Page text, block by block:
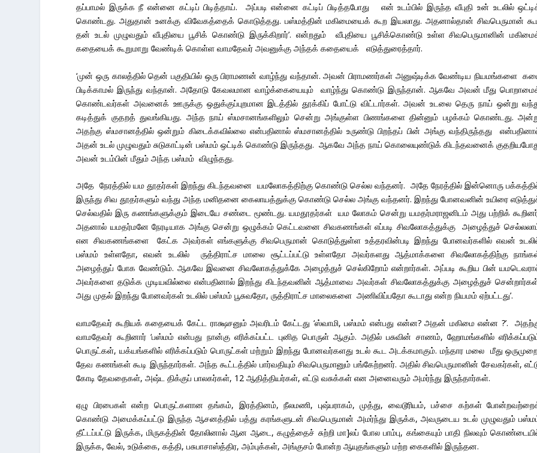
தப்பாமல் இருக்க நீ என்னை கட்டிப் பிடித்தாய். அப்படி என்னை கட்டிப் பிடித்தபோது என் உடம்பில் இருந்த வீபுதி உன் உடலில்
கொண்டது. அதுதான் உனக்கு விவேகத்தைக் கொடுத்தது. பஸ்மத்தின் மகிமையைக் கூற இயலாது. அதனால்தான் சிவபெருமான்
தன் உடல் முழுவதும் வீபுதியை பூசிக் கொண்டு இருக்கிறார்’. என்றதும் வீபுதியை பூசிக்கொண்டு உள்ள சிவபெருமானின்
கதையைக் கூறுமாறு வேண்டிக் கொள்ள வாமதேவர் அவனுக்கு அந்தக் கதையைக் எடுத்துரைத்தார்.
‘முன் ஒரு காலத்தில் தென் பகுதியில் ஒரு பிராமணன் வாழ்ந்து வந்தான். அவன் பிராமணர்கள் அனுஷ்டிக்க வேண்டிய நியமங்களை
பிடிக்காமல் இருந்து வந்தான். அதோடு கேவலமான வாழ்க்கையையும் வாழ்ந்து கொண்டு இருந்தான். ஆகவே அவன் மீது
கொண்டவர்கள் அவனைக் ஊருக்கு ஒதுக்குப்புறமான இடத்தில் தூக்கிப் போட்டு விட்டார்கள். அவன் உடலை தெரு நாய் ஒன்று
கடித்துக் குதறத் துவங்கியது. அந்த நாய் ஸ்மசானங்களிலும் சென்று அங்குள்ள பிணங்களை தின்னும் பழக்கம் கொண்டது.
அதற்கு ஸ்மசானத்தில் ஒன்றும் கிடைக்கவில்லை என்பதினால் ஸ்மசானத்தில் உருண்டு பிறந்தப் பின் அங்கு வந்திருந்தது
அதன் உடல் முழுவதும் சுடுகாட்டின் பஸ்மம் ஒட்டிக் கொண்டு இருந்தது. ஆகவே அந்த நாய் கொலையுண்டுக் கிடந்தவனைக்
அவன் உடம்பின் மீதும் அந்த பஸ்மம் விழுந்தது.
அதே நேரத்தில் யம தூதர்கள் இறந்து கிடந்தவனை யமலோகத்திற்கு கொண்டு செல்ல வந்தனர். அதே நேரத்தில் இன்னொரு
இருந்து சிவ தூதர்களும் வந்து அந்த மனிதனை கைலாயத்துக்கு கொண்டு செல்ல அங்கு வந்தனர். இறந்து போனவனின் உயிரை
செல்வதில் இரு கணங்களுக்கும் இடையே சண்டை மூண்டது. யமதூதர்கள் யம லோகம் சென்று யமதர்மராஜனிடம் அது பற்றிக்
அதனால் யமதர்மனே நேரடியாக அங்கு சென்று ஒழுக்கம் கெட்டவனை சிவகணங்கள் எப்படி சிவலோகத்துக்கு அழைத்துச்
என சிவகணங்களை கேட்க அவர்கள் எங்களுக்கு சிவபெருமான் கொடுத்துள்ள உத்தரவின்படி இறந்து போனவர்களில் எவன்
பஸ்மம் உள்ளதோ, எவன் உடலில் ருத்திராட்ச மாலை சூட்டப்பட்டு உள்ளதோ அவர்களது ஆத்மாக்களை சிவலோகத்திற்கு
அழைத்துப் போக வேண்டும். ஆகவே இவனை சிவலோகத்துக்கே அழைத்துச் செல்கிறோம் என்றார்கள். அப்படி கூறிய பின்
அவர்களை தடுக்க முடியவில்லை என்பதினால் இறந்து கிடந்தவனின் ஆத்மாவை அவர்கள் சிவலோகத்துக்கு அழைத்துச்
அது முதல் இறந்து போனவர்கள் உடலில் பஸ்மம் பூசுவதோ, ருத்திராட்ச மாலைகளை அணிவிப்பதோ கூடாது என்ற நியமம் ஏற்பட்டது’.
வாமதேவர் கூறியக் கதையைக் கேட்ட ராக்ஷசனும் அவரிடம் கேட்டது ‘ஸ்வாமி, பஸ்மம் என்பது என்ன? அதன் மகிமை என்ன ?’.
வாமதேவர் கூறினார் ‘பஸ்மம் என்பது நான்கு எரிக்கப்பட்ட புனித பொருள் ஆகும். அதில் பசுவின் சாணம், ஹோமங்களில்
பொருட்கள், யக்யங்களில் எரிக்கப்படும் பொருட்கள் மற்றும் இறந்து போனவர்களது உடல் கூட அடக்கமாகும். மந்தார மலை மீது
தேவ கணங்கள் கூடி இருந்தார்கள். அந்த கூட்டத்தில் பார்வதியும் சிவபெருமானும் பங்கேற்றனர். அதில் சிவபெருமானின் சேவகர்கள்,
கோடி தேவதைகள், அஷ்ட திக்குப் பாலகர்கள், 12 ஆதித்தியர்கள், எட்டு வசுக்கள் என அனைவரும் அமர்ந்து இருந்தார்கள்.
ஏழு பிரபைகள் என்ற பொருட்களான தங்கம், இரத்தினம், நீலமணி, புஷ்பராகம், முத்து, வைடூரியம், பச்சை கற்கள்
கொண்டு அமைக்கப்பட்டு இருந்த ஆசனத்தில் பத்து கரங்களுடன் சிவபெருமான் அமர்ந்து இருக்க, அவருடைய உடல் முழுவதும்
தீட்டப்பட்டு இருக்க, மிருகத்தின் தோலினால் ஆன ஆடை, கழுத்தைச் சுற்றி மா]லப் போல பாம்பு, கங்கையும் பாதி நிலவும்
இருக்க, வேல், உடுக்கை, கத்தி, பசுபாசாஸ்த்திர, அம்புக்கள், அங்குசம் போன்ற ஆயுதங்களும் மற்ற கைகளில் இருந்தன.